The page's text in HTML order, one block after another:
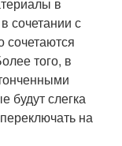
сочетании с
сочетаются
того, в
будут слегка
на